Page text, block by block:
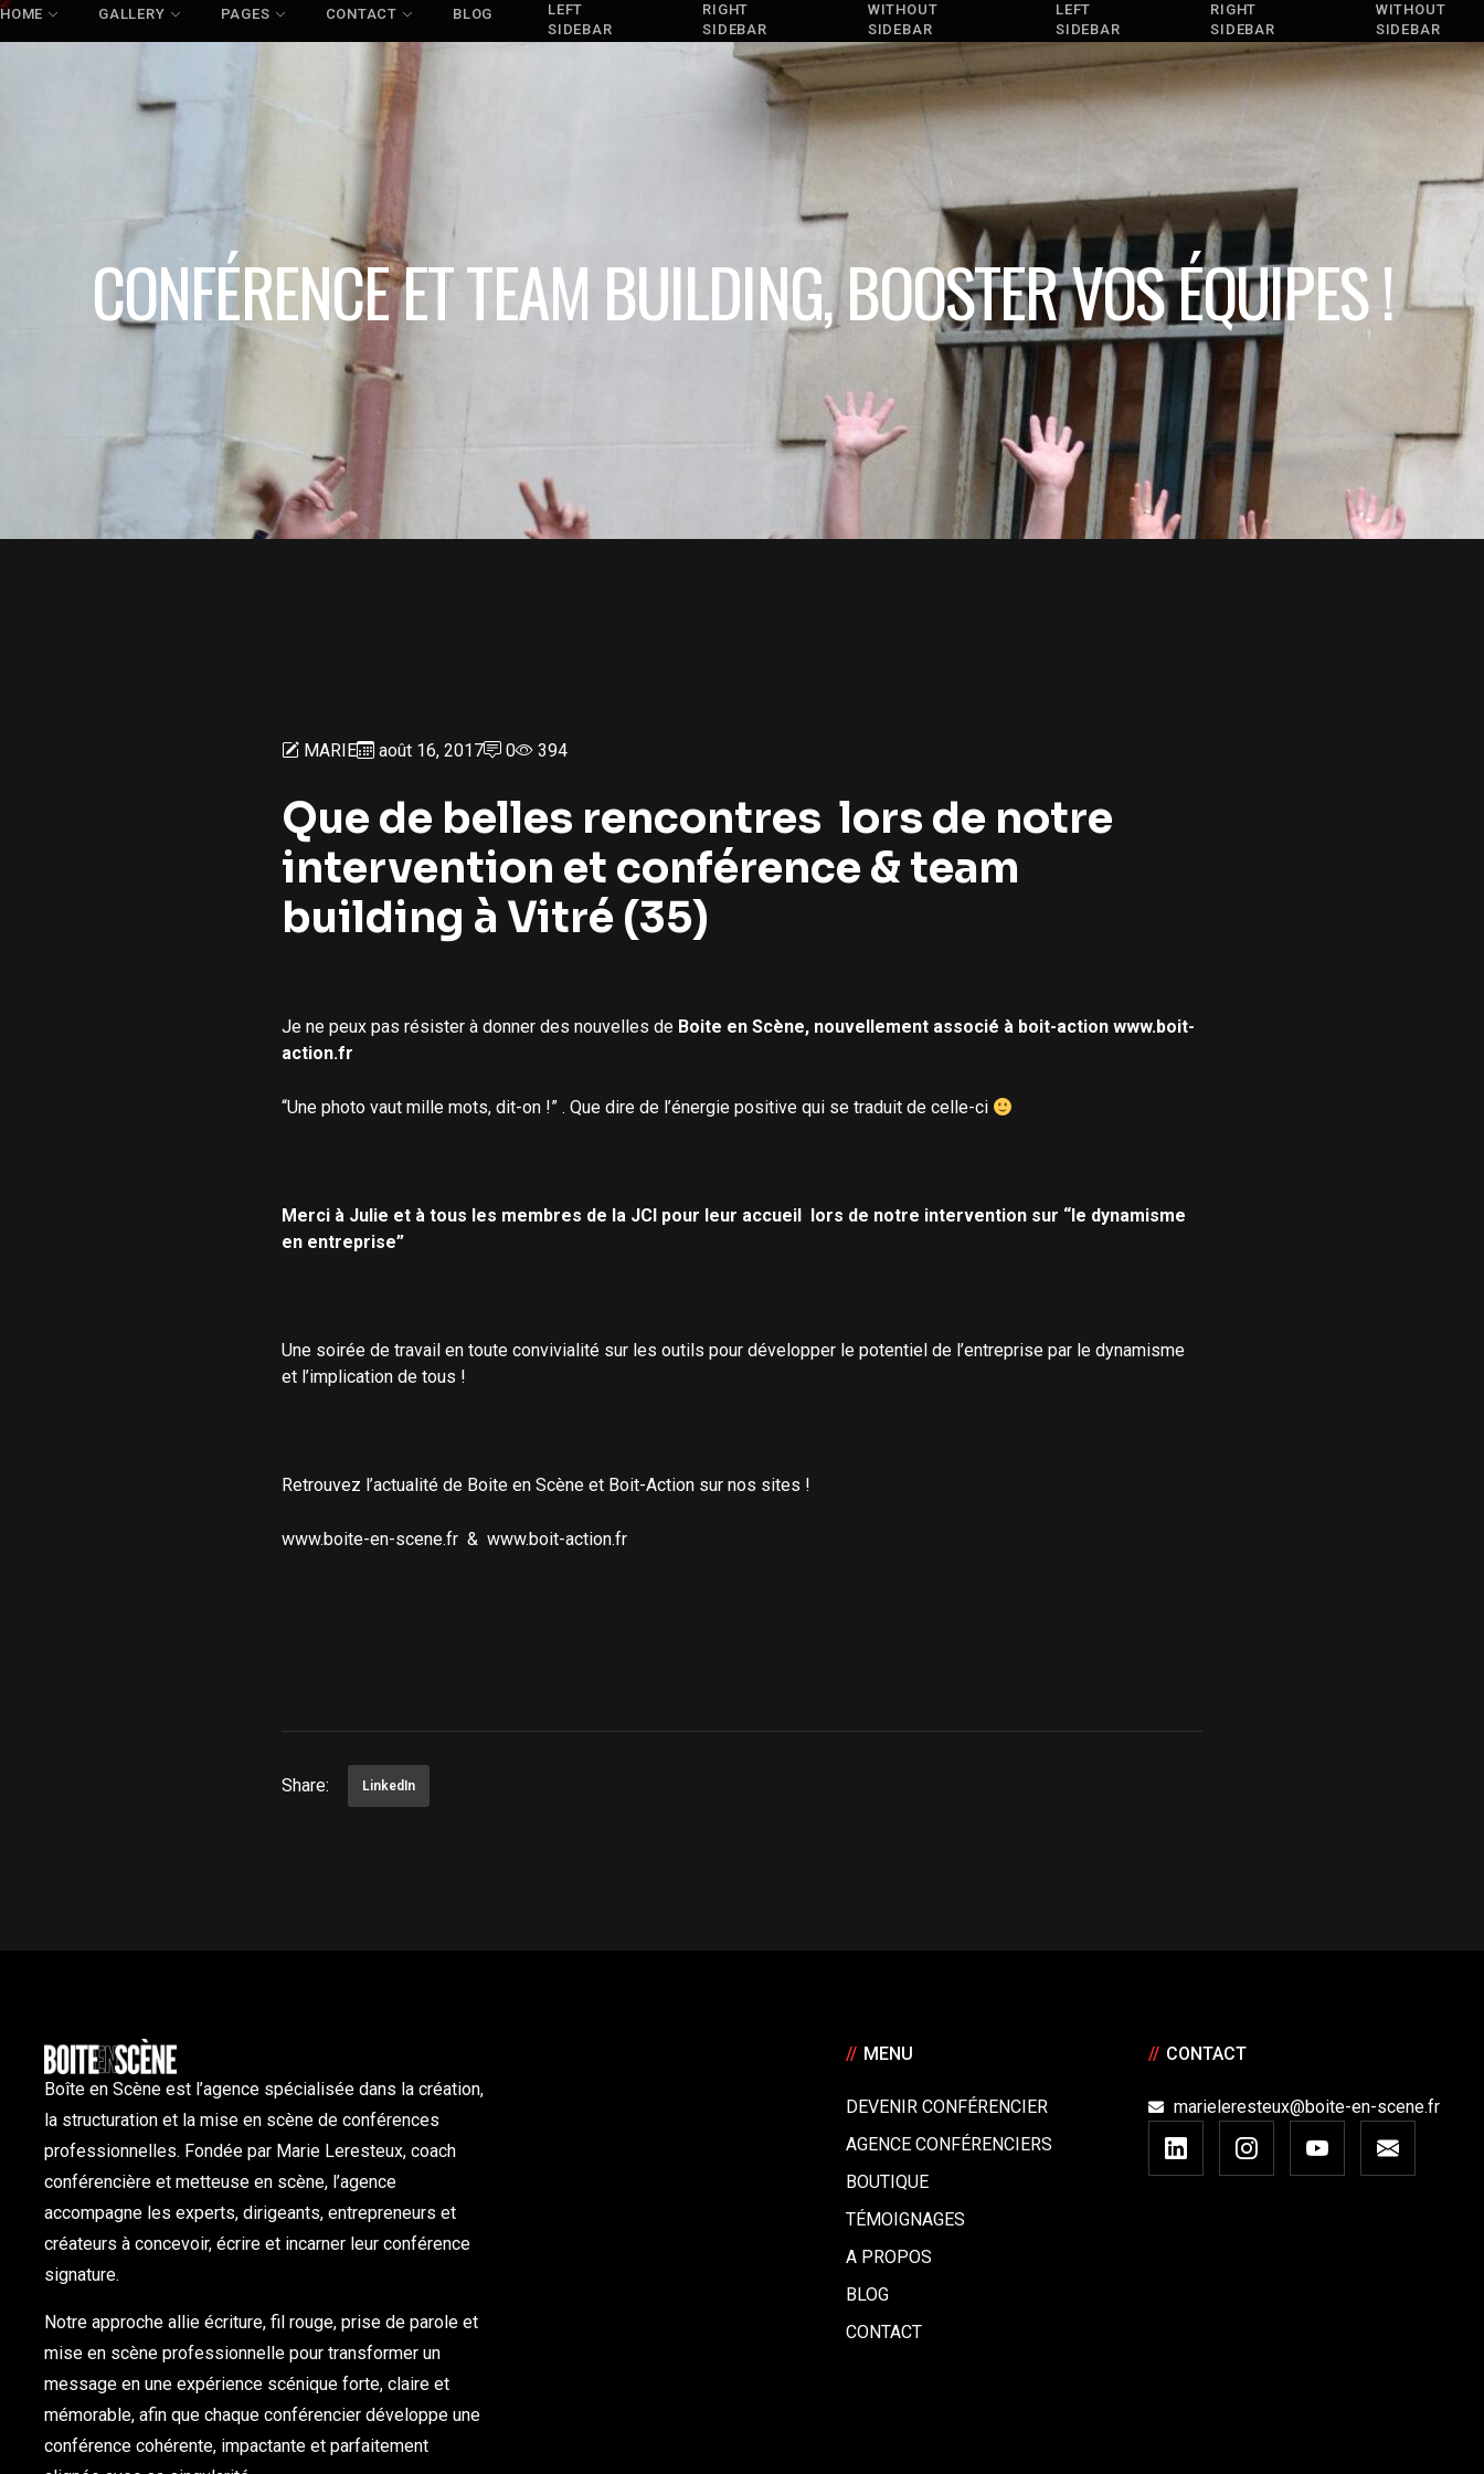
HOME GALLERY PAGES CONTACT BLOG
LEFT
SIDEBAR
RIGHT
SIDEBAR
WITHOUT
SIDEBAR
LEFT
SIDEBAR
RIGHT
SIDEBAR
WITHOUT
SIDEBAR
CONFÉRENCE ET TEAM BUILDING, BOOSTER VOS ÉQUIPES !
MARIE août 16, 2017 0 394
Que de belles rencontres lors de notre
intervention et conférence & team
building à Vitré (35)
Je ne peux pas résister à donner des nouvelles de Boite en Scène, nouvellement associé à boit-actionwww.boit-
action.fr
“Une photo vaut mille mots, dit-on !” . Que dire de l’énergie positive qui se traduit de celle-ci
Merci à Julie et à tous les membres de la JCI pour leur accueil lors de notre intervention sur “le dynamisme
en entreprise”
Une soirée de travail en toute convivialité sur les outils pour développer le potentiel de l’entreprise par le dynamisme
et l’implication de tous !
Retrouvez l’actualité de Boite en Scène et Boit-Action sur nos sites !
www.boite-en-scene.fr& www.boit-action.fr
Share: LinkedIn
Boîte en Scène est l’agence spécialisée dans la création,
la structuration et la mise en scène de conférences
professionnelles. Fondée par Marie Leresteux, coach
conférencière et metteuse en scène, l’agence
accompagne les experts, dirigeants, entrepreneurs et
créateurs à concevoir, écrire et incarner leur conférence
signature.
Notre approche allie écriture, fil rouge, prise de parole et
mise en scène professionnelle pour transformer un
message en une expérience scénique forte, claire et
mémorable, afin que chaque conférencier développe une
conférence cohérente, impactante et parfaitement
// MENU
DEVENIR CONFÉRENCIER
AGENCE CONFÉRENCIERS
BOUTIQUE
TÉMOIGNAGES
A PROPOS
BLOG
CONTACT
// CONTACT
marieleresteux@boite-en-scene.fr